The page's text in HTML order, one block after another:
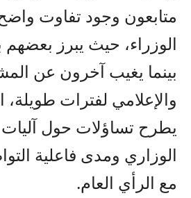
متابعون وجود تفاوت
الوزراء، حيث يبرز
بينما يغيب آخرون عن
والإعلامي لفترات طويلة،
يطرح تساؤلات حول آليات
الوزاري ومدى فاعلية
مع الرأي العام.